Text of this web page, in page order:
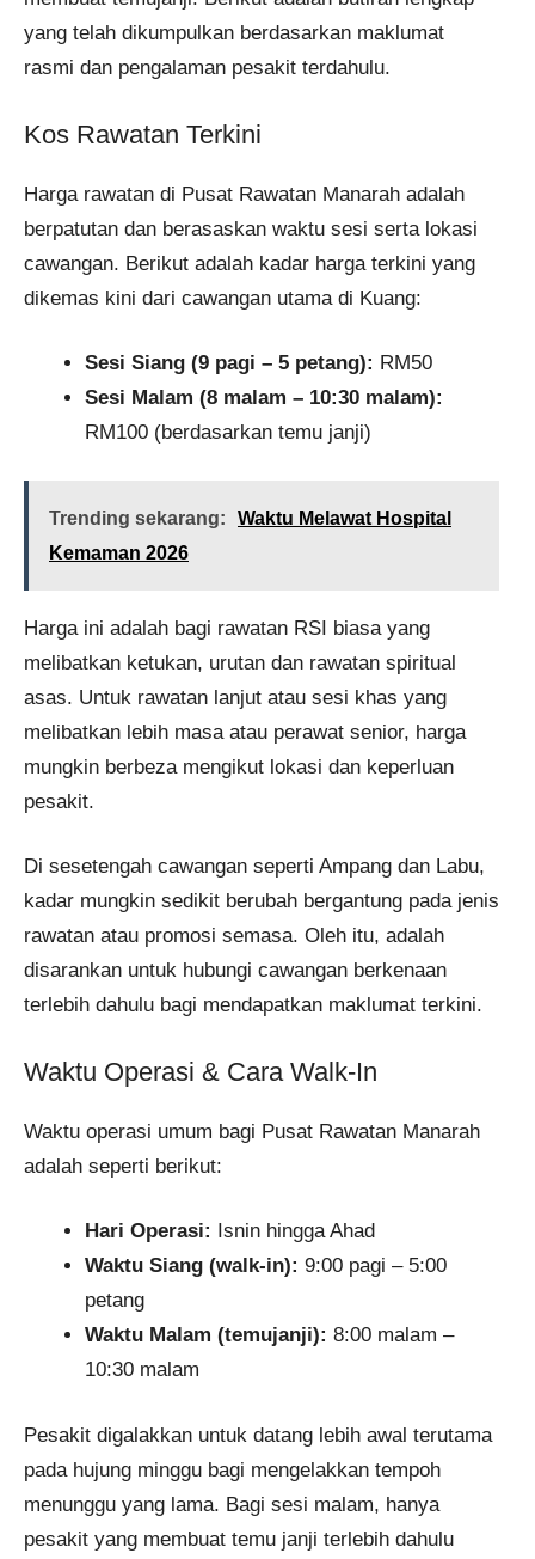
yang telah dikumpulkan berdasarkan maklumat
rasmi dan pengalaman pesakit terdahulu.
Kos Rawatan Terkini
Harga rawatan di Pusat Rawatan Manarah adalah
berpatutan dan berasaskan waktu sesi serta lokasi
cawangan. Berikut adalah kadar harga terkini yang
dikemas kini dari cawangan utama di Kuang:
Sesi Siang (9 pagi – 5 petang): RM50
Sesi Malam (8 malam – 10:30 malam):
RM100 (berdasarkan temu janji)
Trending sekarang:
Waktu Melawat Hospital
Kemaman 2026
Harga ini adalah bagi rawatan RSI biasa yang
melibatkan ketukan, urutan dan rawatan spiritual
asas. Untuk rawatan lanjut atau sesi khas yang
melibatkan lebih masa atau perawat senior, harga
mungkin berbeza mengikut lokasi dan keperluan
pesakit.
Di sesetengah cawangan seperti Ampang dan Labu,
kadar mungkin sedikit berubah bergantung pada jenis
rawatan atau promosi semasa. Oleh itu, adalah
disarankan untuk hubungi cawangan berkenaan
terlebih dahulu bagi mendapatkan maklumat terkini.
Waktu Operasi & Cara Walk-In
Waktu operasi umum bagi Pusat Rawatan Manarah
adalah seperti berikut:
Hari Operasi:
Isnin hingga Ahad
Waktu Siang (walk-in): 9:00 pagi – 5:00
petang
Waktu Malam (temujanji): 8:00 malam –
10:30 malam
Pesakit digalakkan untuk datang lebih awal terutama
pada hujung minggu bagi mengelakkan tempoh
menunggu yang lama. Bagi sesi malam, hanya
pesakit yang membuat temu janji terlebih dahulu